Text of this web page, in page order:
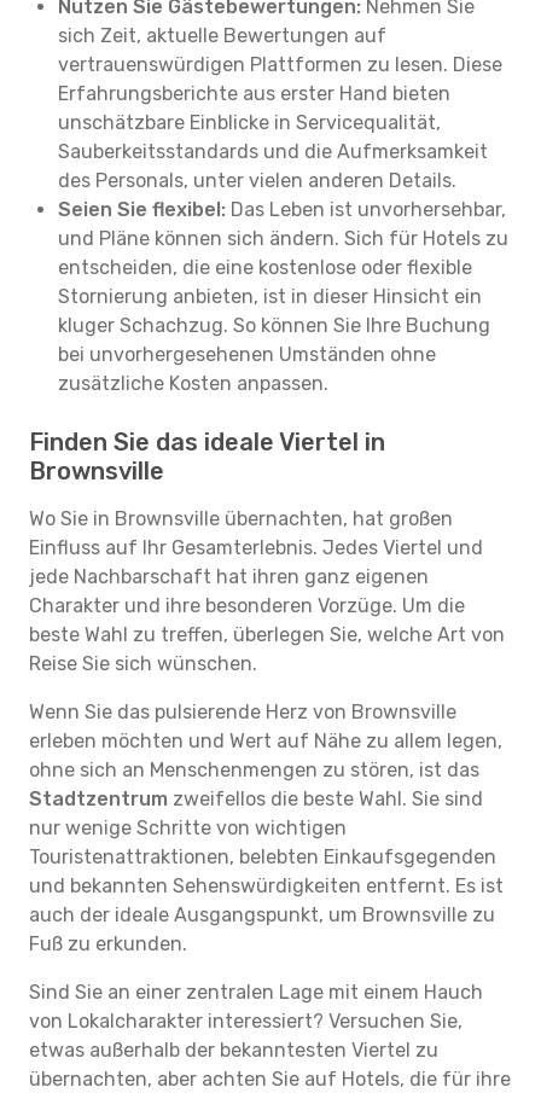
Nutzen Sie Gästebewertungen: Nehmen Sie
sich Zeit, aktuelle Bewertungen auf
vertrauenswürdigen Plattformen zu lesen. Diese
Erfahrungsberichte aus erster Hand bieten
unschätzbare Einblicke in Servicequalität,
Sauberkeitsstandards und die Aufmerksamkeit
des Personals, unter vielen anderen Details.
Seien Sie flexibel: Das Leben ist unvorhersehbar,
und Pläne können sich ändern. Sich für Hotels zu
entscheiden, die eine kostenlose oder flexible
Stornierung anbieten, ist in dieser Hinsicht ein
kluger Schachzug. So können Sie Ihre Buchung
bei unvorhergesehenen Umständen ohne
zusätzliche Kosten anpassen.
Finden Sie das ideale Viertel in
Brownsville
Wo Sie in Brownsville übernachten, hat großen
Einfluss auf Ihr Gesamterlebnis. Jedes Viertel und
jede Nachbarschaft hat ihren ganz eigenen
Charakter und ihre besonderen Vorzüge. Um die
beste Wahl zu treffen, überlegen Sie, welche Art von
Reise Sie sich wünschen.
Wenn Sie das pulsierende Herz von Brownsville
erleben möchten und Wert auf Nähe zu allem legen,
ohne sich an Menschenmengen zu stören, ist das
Stadtzentrum zweifellos die beste Wahl. Sie sind
nur wenige Schritte von wichtigen
Touristenattraktionen, belebten Einkaufsgegenden
und bekannten Sehenswürdigkeiten entfernt. Es ist
auch der ideale Ausgangspunkt, um Brownsville zu
Fuß zu erkunden.
Sind Sie an einer zentralen Lage mit einem Hauch
von Lokalcharakter interessiert? Versuchen Sie,
etwas außerhalb der bekanntesten Viertel zu
übernachten, aber achten Sie auf Hotels, die für ihre